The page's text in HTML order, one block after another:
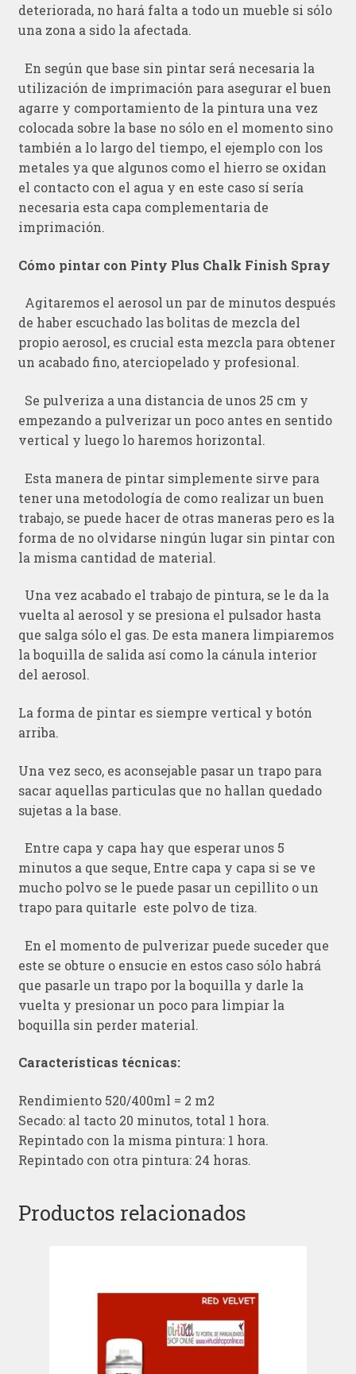
deteriorada, no hará falta a todo un mueble si sólo
una zona a sido la afectada.
En según que base sin pintar será necesaria la
utilización de imprimación para asegurar el buen
agarre y comportamiento de la pintura una vez
colocada sobre la base no sólo en el momento sino
también a lo largo del tiempo, el ejemplo con los
metales ya que algunos como el hierro se oxidan
el contacto con el agua y en este caso sí sería
necesaria esta capa complementaria de
imprimación.
Cómo pintar con Pinty Plus Chalk Finish Spray
Agitaremos el aerosol un par de minutos después
de haber escuchado las bolitas de mezcla del
propio aerosol, es crucial esta mezcla para obtener
un acabado fino, aterciopelado y profesional.
Se pulveriza a una distancia de unos 25 cm y
empezando a pulverizar un poco antes en sentido
vertical y luego lo haremos horizontal.
Esta manera de pintar simplemente sirve para
tener una metodología de como realizar un buen
trabajo, se puede hacer de otras maneras pero es la
forma de no olvidarse ningún lugar sin pintar con
la misma cantidad de material.
Una vez acabado el trabajo de pintura, se le da la
vuelta al aerosol y se presiona el pulsador hasta
que salga sólo el gas. De esta manera limpiaremos
la boquilla de salida así como la cánula interior
del aerosol.
La forma de pintar es siempre vertical y botón
arriba.
Una vez seco, es aconsejable pasar un trapo para
sacar aquellas particulas que no hallan quedado
sujetas a la base.
Entre capa y capa hay que esperar unos 5
minutos a que seque, Entre capa y capa si se ve
mucho polvo se le puede pasar un cepillito o un
trapo para quitarle este polvo de tiza.
En el momento de pulverizar puede suceder que
este se obture o ensucie en estos caso sólo habrá
que pasarle un trapo por la boquilla y darle la
vuelta y presionar un poco para limpiar la
boquilla sin perder material.
Características técnicas:
Rendimiento 520/400ml = 2 m2
Secado: al tacto 20 minutos, total 1 hora.
Repintado con la misma pintura: 1 hora.
Repintado con otra pintura: 24 horas.
Productos relacionados